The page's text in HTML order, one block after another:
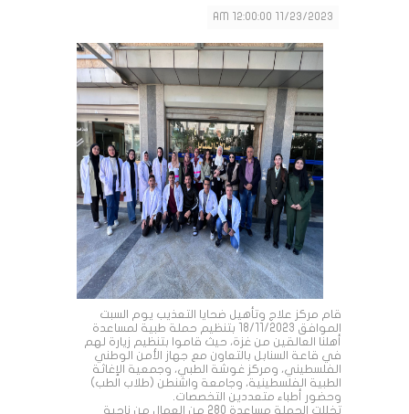
11/23/2023 12:00:00 AM
قام مركز علاج وتأهيل ضحايا التعذيب يوم السبت
الموافق 18/11/2023 بتنظيم حملة طبية لمساعدة
أهلنا العالقين من غزة، حيث قاموا بتنظيم زيارة لهم
في قاعة السنابل بالتعاون مع جهاز الأمن الوطني
الفلسطيني، ومركز غوشة الطبي، وجمعية الإغاثة
الطبية الفلسطينية، وجامعة واشنطن (طلاب الطب)
وحضور أطباء متعددين التخصصات.
تخللت الحملة مساعدة 280 من العمال من ناحية